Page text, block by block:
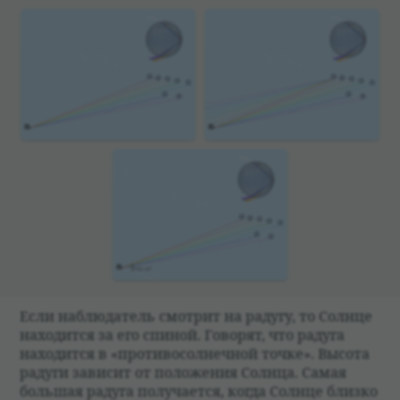
Если наблю­да­тель смот­рит на радугу, то Солнце
нахо­дится за его спи­ной. Гово­рят, что радуга
нахо­дится в «про­ти­во­сол­неч­ной точке». Высота
радуги зави­сит от положе­ния Солнца. Самая
большая радуга полу­ча­ется, когда Солнце близко